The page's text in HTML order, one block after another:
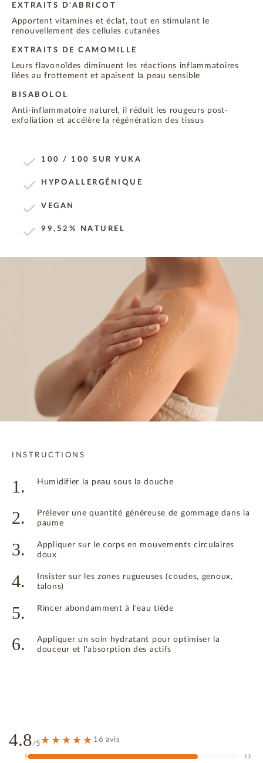
EXTRAITS D'ABRICOT
Apportent vitamines et éclat, tout en stimulant le
renouvellement des cellules cutanées
EXTRAITS DE CAMOMILLE
Leurs flavonoïdes diminuent les réactions inflammatoires
liées au frottement et apaisent la peau sensible
BISABOLOL
Anti-inflammatoire naturel, il réduit les rougeurs post-
exfoliation et accélère la régénération des tissus
100 / 100 SUR YUKA
HYPOALLERGÉNIQUE
VEGAN
99,52% NATUREL
INSTRUCTIONS
1. Humidifier la peau sous la douche
2.
Prélever une quantité généreuse de gommage dans la
paume
3.
Appliquer sur le corps en mouvements circulaires
doux
4.
Insister sur les zones rugueuses (coudes, genoux,
talons)
5. Rincer abondamment à l'eau tiède
6.
Appliquer un soin hydratant pour optimiser la
douceur et l'absorption des actifs
4.8/5 16 avis
5
13